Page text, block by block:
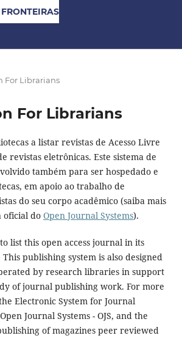
For Librarians
For Librarians
a listar revistas de Acesso Livre
revistas eletrônicas. Este sistema de
também para ser hospedado e
em apoio ao trabalho de
do seu corpo acadêmico (saiba mais
oficial do Open Journal Systems).
list this open access journal in its
publishing system is also designed
by research libraries in support
of journal publishing work. For more
Electronic System for Journal
Journal Systems - OJS, and the
of magazines peer reviewed